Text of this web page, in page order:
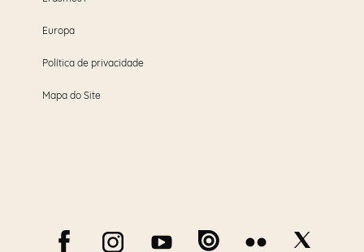
Europa
Política de privacidade
Mapa do Site